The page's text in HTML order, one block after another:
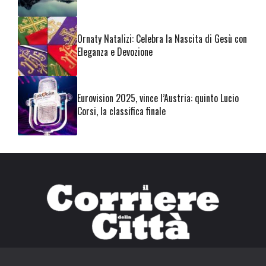
Ornaty Natalizi: Celebra la Nascita di Gesù con
Eleganza e Devozione
Eurovision 2025, vince l’Austria: quinto Lucio
Corsi, la classifica finale